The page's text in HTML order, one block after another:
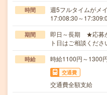
時間
週5フルタイムがメ
17:008:30～
期間
即日～長期 ★応募
ト日はご相談くだ
時給 時給1100円～
交通費
交通費全額支給